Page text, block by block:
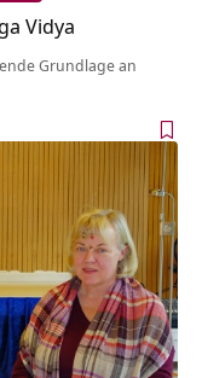
Vidya
Grundlage an